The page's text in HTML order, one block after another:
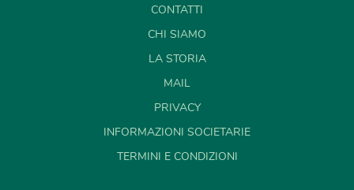
CONTATTI
CHI SIAMO
LA STORIA
MAIL
PRIVACY
INFORMAZIONI SOCIETARIE
TERMINI E CONDIZIONI